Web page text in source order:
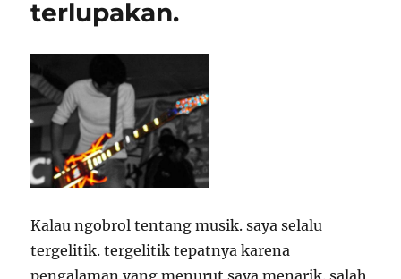
terlupakan.
Kalau ngobrol tentang musik. saya selalu
tergelitik. tergelitik tepatnya karena
pengalaman yang menurut saya menarik. salah